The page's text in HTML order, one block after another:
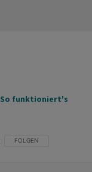
So funktioniert's
FOLGE DIESER
FOLGEN